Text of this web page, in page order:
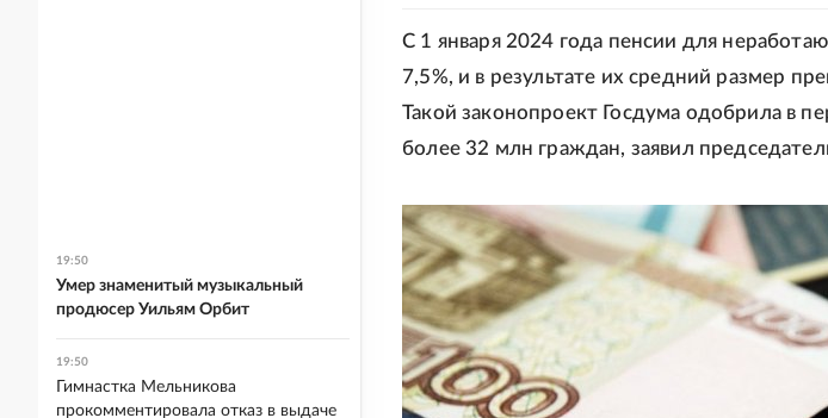
С 1 января 2024 года пенсии для
7,5%, и в результате их средний размер
Такой законопроект Госдума одобрила в
более 32 млн граждан, заявил
19:50
Умер знаменитый музыкальный
продюсер Уильям Орбит
19:50
Гимнастка Мельникова
прокомментировала отказ в выдаче